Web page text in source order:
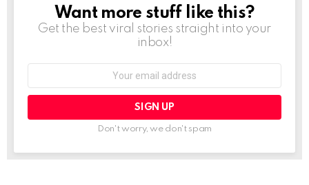
NEWSLETTER
Want more stuff like this?
Get the best viral stories straight into your
inbox!
Don't worry, we don't spam